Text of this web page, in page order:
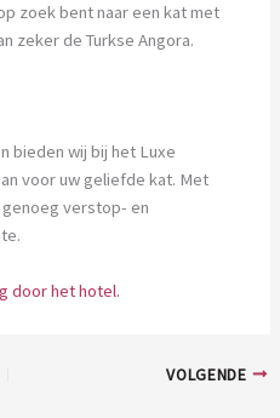
zoek bent naar een kat met
zeker de Turkse Angora.
bieden wij bij het Luxe
voor uw geliefde kat. Met
verstop- en
door het hotel.
VOLGENDE